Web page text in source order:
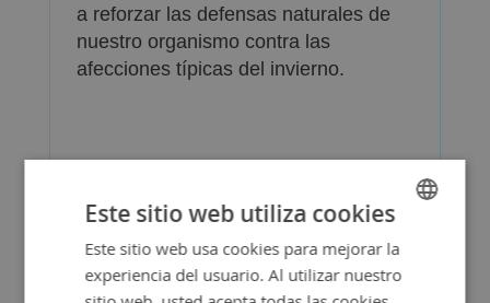
a reforzar las defensas naturales de
nuestro organismo contra las
afecciones típicas del invierno.
Más Información
SPANISH
ENGLISH
Este sitio web utiliza cookies
Este sitio web usa cookies para mejorar la
experiencia del usuario. Al utilizar nuestro